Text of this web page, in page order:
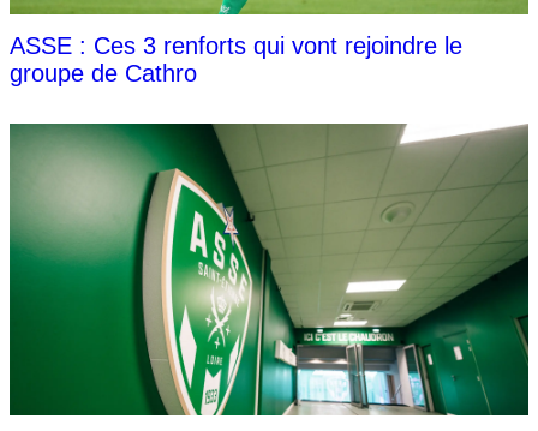
ASSE : Ces 3 renforts qui vont rejoindre le
groupe de Cathro